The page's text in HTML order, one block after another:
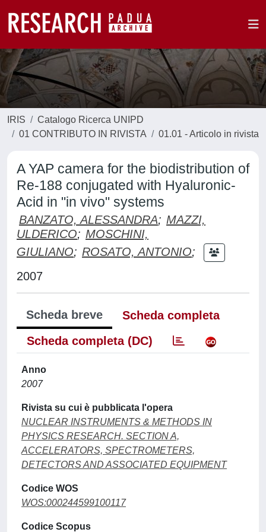
IRIS
Catalogo Ricerca UNIPD
01 CONTRIBUTO IN RIVISTA
01.01 - Articolo in rivista
A YAP camera for the biodistribution of
Re-188 conjugated with Hyaluronic-
Acid in "in vivo" systems
BANZATO, ALESSANDRA; MAZZI,
ULDERICO; MOSCHINI,
GIULIANO; ROSATO, ANTONIO;
2007
Scheda breve
Scheda completa
Scheda completa (DC)
Anno
2007
Rivista su cui è pubblicata l'opera
NUCLEAR INSTRUMENTS & METHODS IN
PHYSICS RESEARCH. SECTION A,
ACCELERATORS, SPECTROMETERS,
DETECTORS AND ASSOCIATED EQUIPMENT
Codice WOS
WOS:000244599100117
Codice Scopus